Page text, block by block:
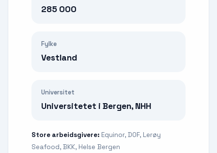
285 000
Fylke
Vestland
Universitet
Universitetet i Bergen, NHH
Store arbeidsgivere: Equinor, DOF, Lerøy
Seafood, BKK, Helse Bergen